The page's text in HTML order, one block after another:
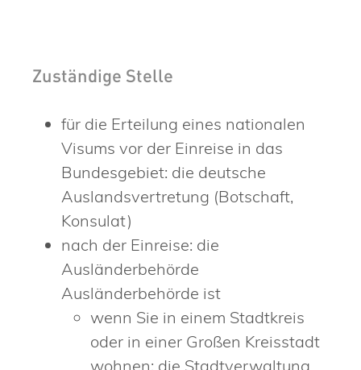
Zuständige Stelle
für die Erteilung eines nationalen
Visums vor der Einreise in das
Bundesgebiet: die deutsche
Auslandsvertretung (Botschaft,
Konsulat)
nach der Einreise: die
Ausländerbehörde
Ausländerbehörde ist
wenn Sie in einem Stadtkreis
oder in einer Großen Kreisstadt
wohnen: die Stadtverwaltung